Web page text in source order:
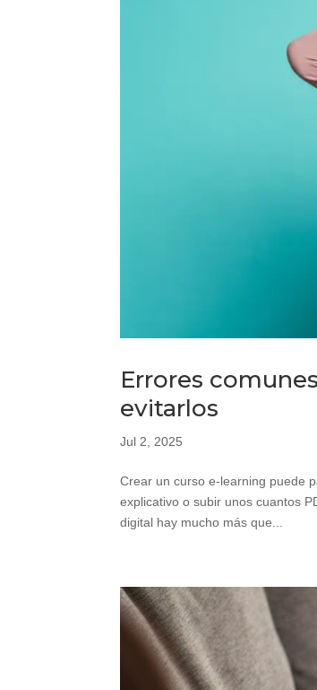
Errores
evitarlos
Jul 2, 2025
Crear un curso e-learning puede
explicativo o subir unos cuantos
digital hay mucho más que...